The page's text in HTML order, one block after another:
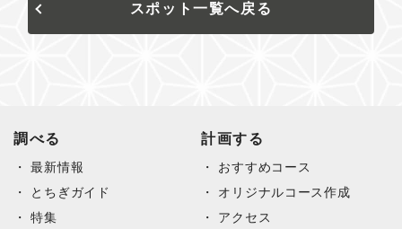
スポット一覧へ戻る
調べる
最新情報
とちぎガイド
特集
計画する
おすすめコース
オリジナルコース作成
アクセス